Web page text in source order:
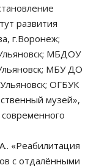
развития
г.Воронеж;
МБДОУ
МБУ ДО
ОГБУК
музей»,
«Реабилитация
с отдалёнными